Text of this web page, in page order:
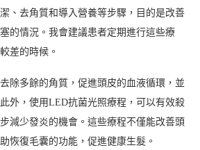
、去角質和導入營養等步驟，目的是改善
的情況。我會建議患者定期進行這些療
差的時候。
除多餘的角質，促進頭皮的血液循環，並
外，使用LED抗菌光照療程，可以有效殺
減少發炎的機會。這些療程不僅能改善頭
恢復毛囊的功能，促進健康生髮。